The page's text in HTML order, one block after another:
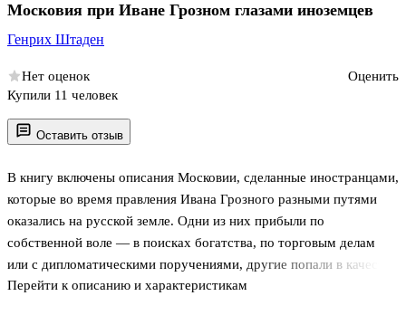
Оставить отзыв
В книгу включены описания Московии, сделанные иностранцами,
которые во время правления Ивана Грозного разными путями
оказались на русской земле. Одни из них прибыли по
собственной воле — в поисках богатства, по торговым делам
или с дипломатическими поручениями, другие попали в качестве
пленников, однако сумели устроиться на русскую службу и
Перейти к описанию и характеристикам
Московия при Иване Грозном глазами иноземцев
Генрих Штаден
Нет оценок
Оценить
Купили 11 человек